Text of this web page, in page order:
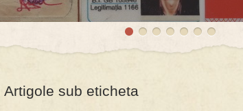
sub eticheta